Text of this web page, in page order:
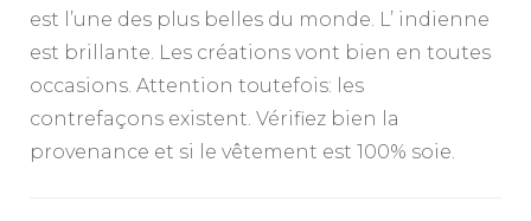
est l’une des plus belles du monde. L’ indienne
est brillante. Les créations vont bien en toutes
occasions. Attention toutefois: les
contrefaçons existent. Vérifiez bien la
provenance et si le vêtement est 100% soie.